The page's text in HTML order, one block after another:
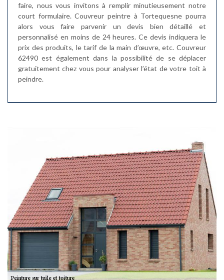
faire, nous vous invitons à remplir minutieusement notre
court formulaire. Couvreur peintre à Tortequesne pourra
alors vous faire parvenir un devis bien détaillé et
personnalisé en moins de 24 heures. Ce devis indiquera le
prix des produits, le tarif de la main d’œuvre, etc. Couvreur
62490 est également dans la possibilité de se déplacer
gratuitement chez vous pour analyser l’état de votre toit à
peindre.